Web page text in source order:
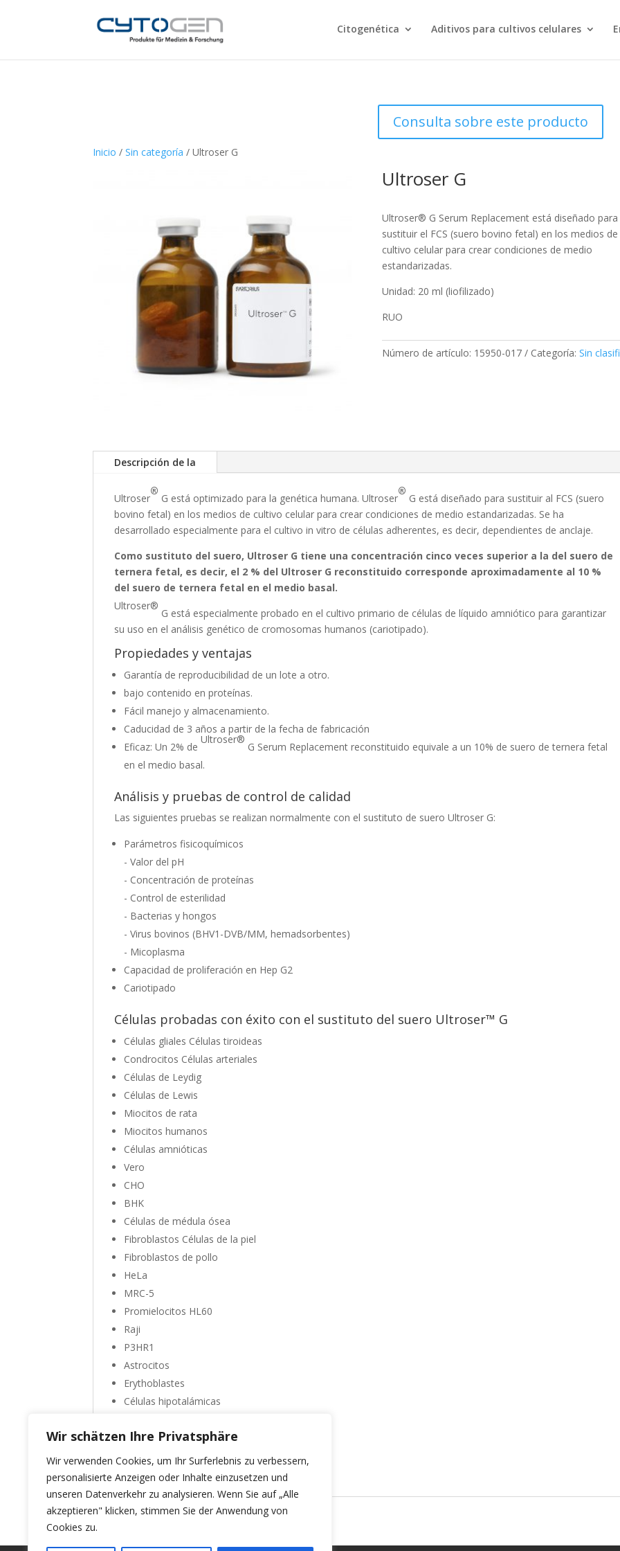
Wir schätzen Ihre Privatsphäre
Wir verwenden Cookies, um Ihr Surferlebnis zu verbessern,
personalisierte Anzeigen oder Inhalte einzusetzen und
unseren Datenverkehr zu analysieren. Wenn Sie auf „Alle
akzeptieren" klicken, stimmen Sie der Anwendung von
Cookies zu.
Citogenética Aditivos para cultivos celulares
Consulta sobre este producto
Inicio /Sin categoría / Ultroser G
Ultroser G
Ultroser® G Serum Replacement está diseñado para
sustituir el FCS (suero bovino fetal) en los medios de
cultivo celular para crear condiciones de medio
estandarizadas.
Unidad: 20 ml (liofilizado)
RUO
Número de artículo: 15950-017 Categoría: Sin
Descripción de la
Ultroser
®
G está optimizado para la genética humana. Ultroser
®
G está diseñado para sustituir al FCS (suero
bovino fetal) en los medios de cultivo celular para crear condiciones de medio estandarizadas. Se ha
desarrollado especialmente para el cultivo in vitro de células adherentes, es decir, dependientes de anclaje.
Como sustituto del suero, Ultroser G tiene una concentración cinco veces superior a la del suero de
ternera fetal, es decir, el 2 % del Ultroser G reconstituido corresponde aproximadamente al 10 %
del suero de ternera fetal en el medio basal.
Ultroser®
G está especialmente probado en el cultivo primario de células de líquido amniótico para garantizar
su uso en el análisis genético de cromosomas humanos (cariotipado).
Propiedades y ventajas
Garantía de reproducibilidad de un lote a otro.
bajo contenido en proteínas.
Fácil manejo y almacenamiento.
Caducidad de 3 años a partir de la fecha de fabricación
Eficaz: Un 2% de
Ultroser®
G Serum Replacement reconstituido equivale a un 10% de suero de ternera fetal
en el medio basal.
Análisis y pruebas de control de calidad
Las siguientes pruebas se realizan normalmente con el sustituto de suero Ultroser G:
Parámetros fisicoquímicos
- Valor del pH
- Concentración de proteínas
- Control de esterilidad
- Bacterias y hongos
- Virus bovinos (BHV1-DVB/MM, hemadsorbentes)
- Micoplasma
Capacidad de proliferación en Hep G2
Cariotipado
Células probadas con éxito con el sustituto del suero Ultroser™ G
Células gliales Células tiroideas
Condrocitos Células arteriales
Células de Leydig
Células de Lewis
Miocitos de rata
Miocitos humanos
Células amnióticas
Vero
CHO
BHK
Células de médula ósea
Fibroblastos Células de la piel
Fibroblastos de pollo
HeLa
MRC-5
Promielocitos HL60
Raji
P3HR1
Astrocitos
Erythoblastes
Células hipotalámicas
Refrigerado +2°C - +8°C